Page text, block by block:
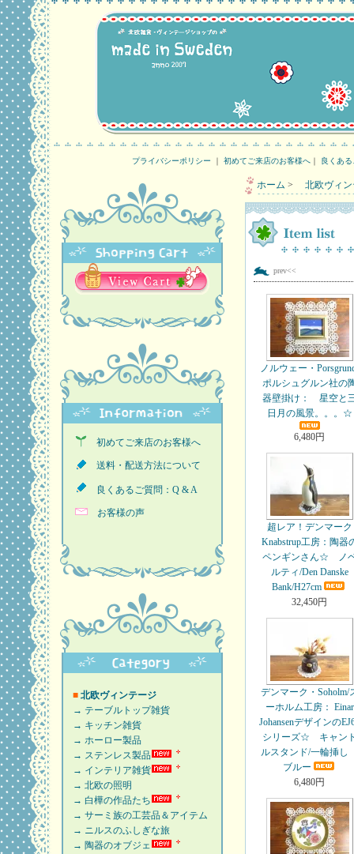
プライバシーポリシー ｜ 初めてご来店のお客様へ ｜ 良くあ
初めてご来店のお客様へ
送料・配送方法について
良くあるご質問：Q & A
お客様の声
■ 北欧ヴィンテージ
→ テーブルトップ雑貨
→ キッチン雑貨
→ ホーロー製品
→ ステンレス製品
→ インテリア雑貨
→ 北欧の照明
→ 白樺の作品たち
→ サーミ族の工芸品＆アイテム
→ ニルスのふしぎな旅
→ 陶器のオブジェ
ホーム > 北欧ヴィン
prev<<
ノルウェー・
ポルシュグルン社の
器壁掛け： 星空と
日月の風景。。。☆
6,480円
超レア！デンマーク
Knabstrup工房：陶器
ペンギンさん☆ ノ
ルティ/Den Danske
Bank/H27cm
32,450円
デンマーク・Soholm/
ーホルム工房： Einar
Johansenデザインの
シリーズ☆ キャン
ルスタンド/一輪挿
ブルー
6,480円